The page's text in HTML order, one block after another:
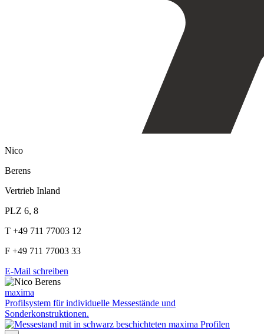
Nico
Berens
Vertrieb Inland
PLZ 6, 8
T +49 711 77003 12
F +49 711 77003 33
E-Mail schreiben
maxima
Profilsystem für individuelle Messestände und
Sonderkonstruktionen.